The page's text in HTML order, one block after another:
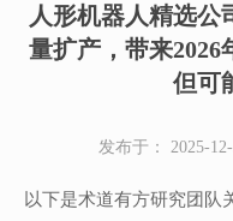
人形机器人精选公
量扩产，带来2026
但可
发布于： 2025-
以下是术道有方研究团队